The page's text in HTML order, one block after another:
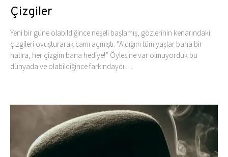
Çizgiler
Yeni bir güne olabildiğince neşeli başlamış, gözlerinin kenarındaki
çizgileri ovuşturarak camı açmıştı. “Aldığım tüm yaşlar bana bir
hatıra, her çizgim bana hediye!” Öylesine var olmuyorduk bu
dünyada ve olabildiğince farkındaydı.…